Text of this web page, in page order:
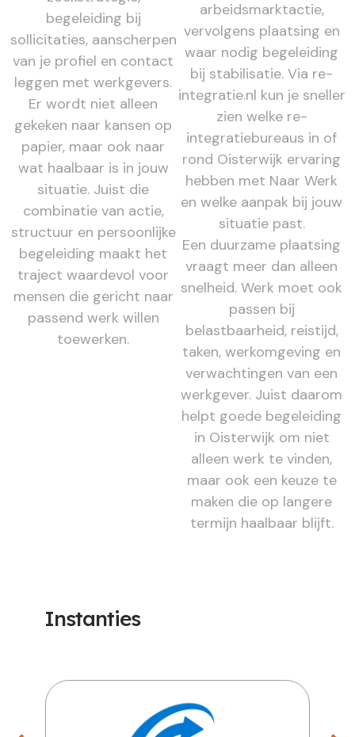
begeleiding bij
sollicitaties, aanscherpen
van je profiel en contact
leggen met werkgevers.
Er wordt niet alleen
gekeken naar kansen op
papier, maar ook naar
wat haalbaar is in jouw
situatie. Juist die
combinatie van actie,
structuur en persoonlijke
begeleiding maakt het
traject waardevol voor
mensen die gericht naar
passend werk willen
toewerken.
arbeidsmarktactie,
vervolgens plaatsing en
waar nodig begeleiding
bij stabilisatie. Via re-
integratie.nl kun je sneller
zien welke re-
integratiebureaus in of
rond Oisterwijk ervaring
hebben met Naar Werk
en welke aanpak bij jouw
situatie past.
Een duurzame plaatsing
vraagt meer dan alleen
snelheid. Werk moet ook
passen bij
belastbaarheid, reistijd,
taken, werkomgeving en
verwachtingen van een
werkgever. Juist daarom
helpt goede begeleiding
in Oisterwijk om niet
alleen werk te vinden,
maar ook een keuze te
maken die op langere
termijn haalbaar blijft.
Instanties